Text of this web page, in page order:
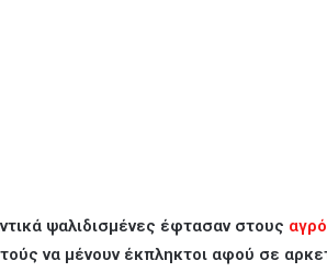
ψαλιδισμένες έφτασαν στους
να μένουν έκπληκτοι αφού σε